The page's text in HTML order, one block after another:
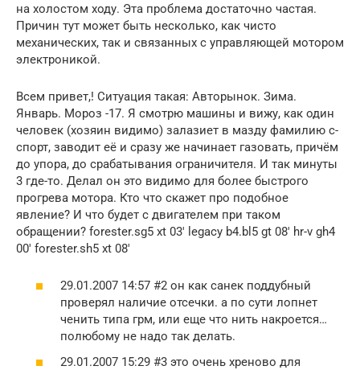
на холостом ходу. Эта проблема достаточно частая.
Причин тут может быть несколько, как чисто
механических, так и связанных с управляющей мотором
электроникой.
Всем привет,! Ситуация такая: Авторынок. Зима.
Январь. Мороз -17. Я смотрю машины и вижу, как один
человек (хозяин видимо) залазиет в мазду фамилию с-
спорт, заводит её и сразу же начинает газовать, причём
до упора, до срабатывания ограничителя. И так минуты
3 где-то. Делал он это видимо для более быстрого
прогрева мотора. Кто что скажет про подобное
явление? И что будет с двигателем при таком
обращении? forester.sg5 xt 03′ legacy b4.bl5 gt 08′ hr-v gh4
00′ forester.sh5 xt 08′
29.01.2007 14:57 #2 он как санек поддубный
проверял наличие отсечки. а по сути лопнет
ченить типа грм, или еще что нить накроется…
полюбому не надо так делать.
29.01.2007 15:29 #3 это очень хреново для